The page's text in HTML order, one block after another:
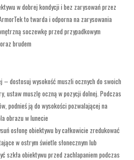
w dobrej kondycji i bez zarysowań przez
to twarda i odporna na zarysowania
soczewkę przed przypadkowym
brudem
– dostosuj wysokość muszli ocznych do swoich
ustaw muszlę oczną w pozycji dolnej. Podczas
podnieś ją do wysokości pozwalającej na
obrazu w lunecie
osłonę obiektywu by całkowicie zredukować
w ostrym świetle słonecznym lub
szkła obiektywu przed zachlapaniem podczas